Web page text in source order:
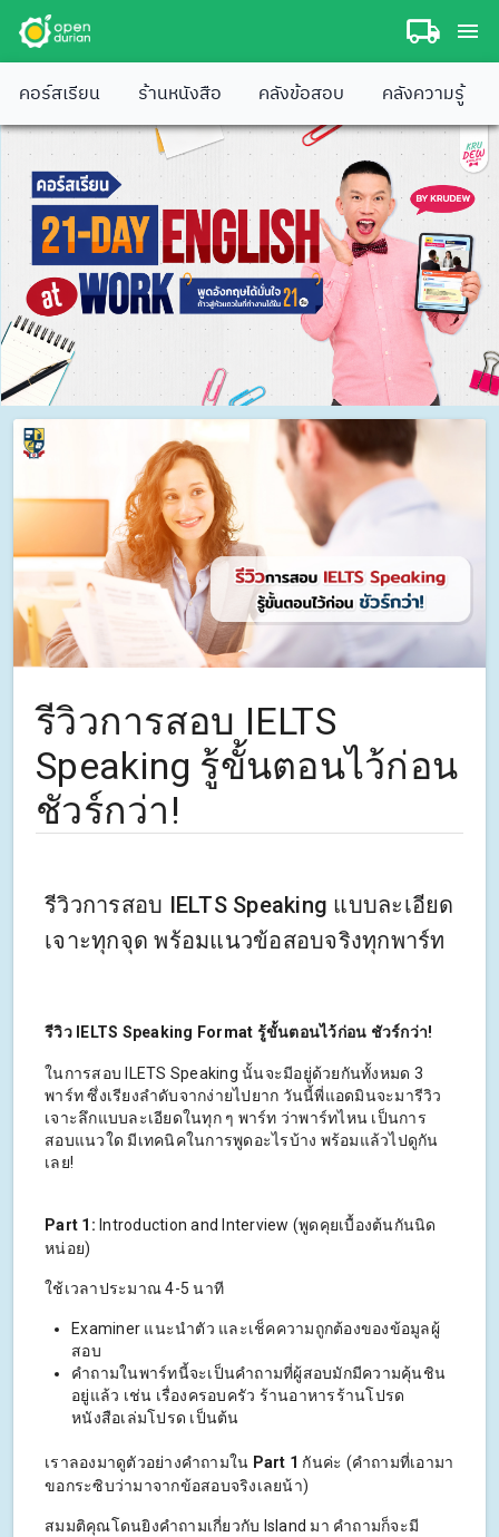
คอร์สเรียน ร้านหนังสือ คลังข้อสอบ คลังความรู้
รีวิวการสอบ IELTS
Speaking รู้ขั้นตอนไว้ก่อน
ชัวร์กว่า!
รีวิวการสอบ IELTS Speaking แบบละเอียด
เจาะทุกจุด พร้อมแนวข้อสอบจริงทุกพาร์ท
รีวิว IELTS Speaking Format รู้ขั้นตอนไว้ก่อน ชัวร์กว่า!
ในการสอบ ILETS Speaking นั้นจะมีอยู่ด้วยกันทั้งหมด 3
พาร์ท ซึ่งเรียงลำดับจากง่ายไปยาก วันนี้พี่แอดมินจะมารีวิว
เจาะลึกแบบละเอียดในทุก ๆ พาร์ท ว่าพาร์ทไหน เป็นการ
สอบแนวใด มีเทคนิคในการพูดอะไรบ้าง พร้อมแล้วไปดูกัน
เลย!
Part 1: Introduction and Interview (พูดคุยเบื้องต้นกันนิด
หน่อย)
ใช้เวลาประมาณ 4-5 นาที
Examiner แนะนำตัว และเช็คความถูกต้องของข้อมูลผู้
สอบ
คำถามในพาร์ทนี้จะเป็นคำถามที่ผู้สอบมักมีความคุ้นชิน
อยู่แล้ว เช่น เรื่องครอบครัว ร้านอาหารร้านโปรด
หนังสือเล่มโปรด เป็นต้น
เราลองมาดูตัวอย่างคำถามใน Part 1 กันค่ะ (คำถามที่เอามา
ขอกระซิบว่ามาจากข้อสอบจริงเลยน้า)
สมมติคุณโดนยิงคำถามเกี่ยวกับ Island มา คำถามก็จะมี